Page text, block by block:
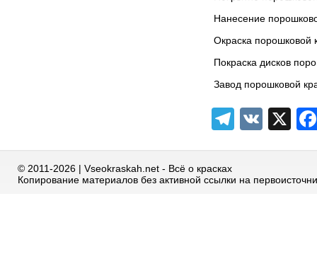
Нанесение
Окраска порошковой
Покраска дисков
Завод порошковой
VK X
© 2011-2026 | Vseokraskah.net - Всё о красках
Копирование материалов без активной ссылки на